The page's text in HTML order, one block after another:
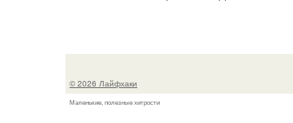
сделало её
© 2026 Лайфхаки
Маленькие, полезные хитрости